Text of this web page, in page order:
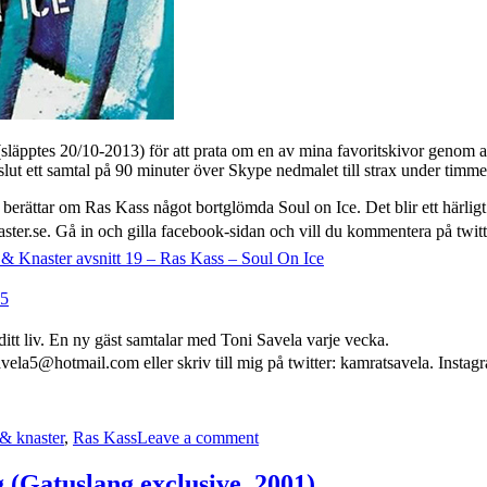
20/10-2013) för att prata om en av mina favoritskivor genom
ett samtal på 90 minuter över Skype nedmalet till strax under
om Ras Kass något bortglömda Soul on Ice. Det blir ett
Gå in och gilla facebook-sidan och vill du kommentera på
Knaster avsnitt 19 – Ras Kass – Soul On Ice
liv. En ny gäst samtalar med Toni Savela varje vecka.
eller skriv till mig på twitter: kamratsavela.
knaster, Ras KassLeave a commentgästar
Kärlek